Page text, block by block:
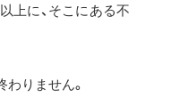
上に、そこにある不
わりません。